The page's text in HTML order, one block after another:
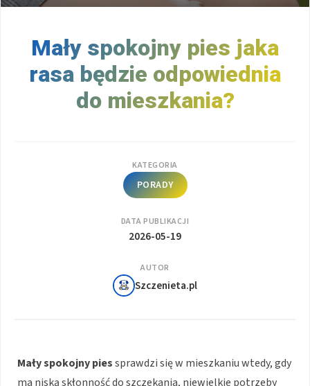
Mały spokojny pies jaka
rasa będzie odpowiednia
do mieszkania?
KATEGORIA
PORADY
DATA PUBLIKACJI
2026-05-19
AUTOR
Szczenieta.pl
Mały spokojny piessprawdzi się w mieszkaniu wtedy, gdy
ma niską skłonność do szczekania, niewielkie potrzeby